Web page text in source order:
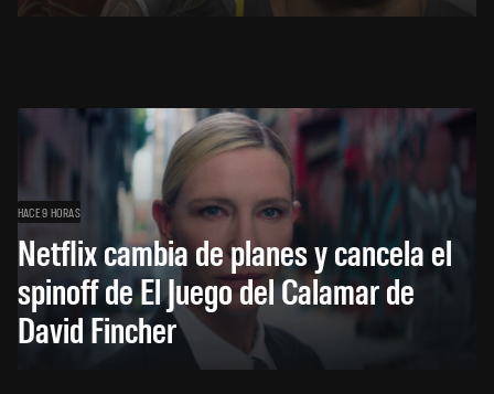
HACE 9 HORAS
Netflix cambia de planes y cancela el
spinoff de El Juego del Calamar de
David Fincher